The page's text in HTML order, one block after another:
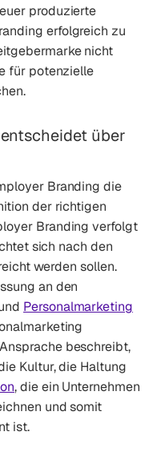
produzierte
erfolgreich zu
nicht
für potenzielle
über
Branding die
der richtigen
Branding verfolgt
sich nach den
werden sollen.
an den
Personalmarketing
beschreibt,
Kultur, die Haltung
, die ein Unternehmen
und somit
ist.